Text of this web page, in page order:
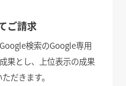
ご請求
検索のGoogle専用
果とし、上位表示の成果
だきます。